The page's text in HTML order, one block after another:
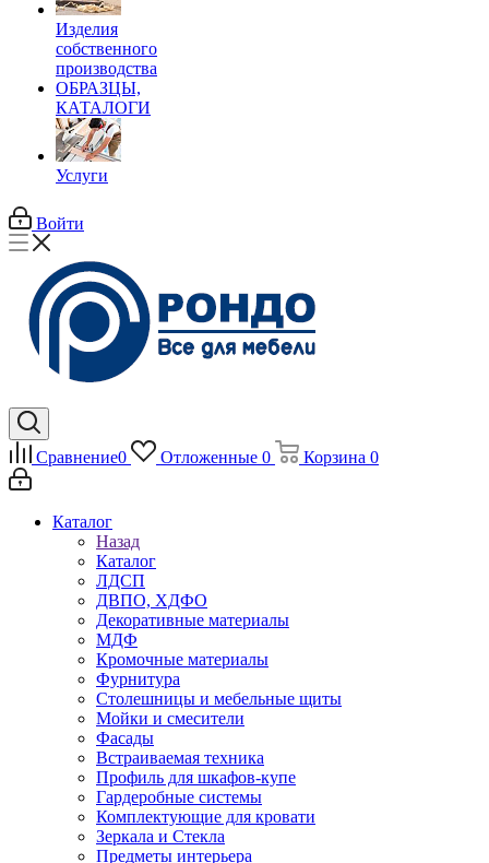
Изделия
собственного
производства
ОБРАЗЦЫ,
КАТАЛОГИ
Услуги
Войти
Сравнение0 Отложенные 0 Корзина 0
Каталог
Назад
Каталог
ЛДСП
ДВПО, ХДФО
Декоративные материалы
МДФ
Кромочные материалы
Фурнитура
Столешницы и мебельные щиты
Мойки и смесители
Фасады
Встраиваемая техника
Профиль для шкафов-купе
Гардеробные системы
Комплектующие для кровати
Зеркала и Стекла
Предметы интерьера